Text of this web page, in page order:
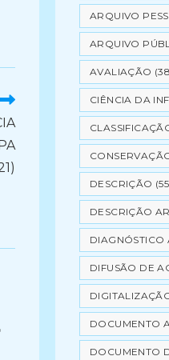
ARQUIVO
ARQUIVO
AVALIAÇÃO
CIÊNCIA DA
DESCRIÇÃO
DESCRIÇÃO
DIAGNÓSTICO
DIFUSÃO DE
DOCUMENTO
DOCUMENTO